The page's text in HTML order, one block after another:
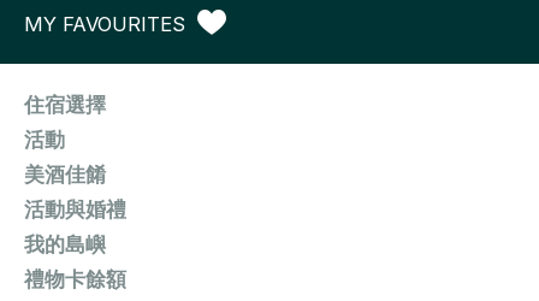
MY FAVOURITES
住宿選擇
活動
美酒佳餚
活動與婚禮
我的島嶼
禮物卡餘額